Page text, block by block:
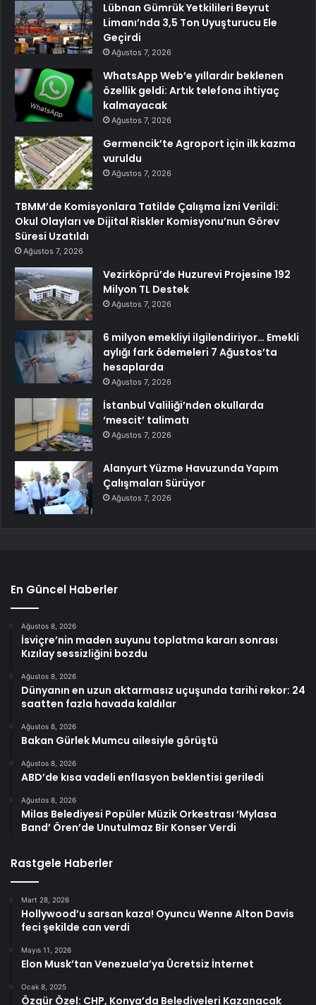
Lübnan Gümrük Yetkilileri Beyrut
Limanı’nda 3,5 Ton Uyuşturucu Ele
Geçirdi
Ağustos 7, 2026
WhatsApp Web’e yıllardır beklenen
özellik geldi: Artık telefona ihtiyaç
kalmayacak
Ağustos 7, 2026
Germencik’te Agroport için ilk kazma
vuruldu
Ağustos 7, 2026
TBMM’de Komisyonlara Tatilde Çalışma İzni Verildi:
Okul Olayları ve Dijital Riskler Komisyonu’nun Görev
Süresi Uzatıldı
Ağustos 7, 2026
Vezirköprü’de Huzurevi Projesine 192
Milyon TL Destek
Ağustos 7, 2026
6 milyon emekliyi ilgilendiriyor… Emekli
aylığı fark ödemeleri 7 Ağustos’ta
hesaplarda
Ağustos 7, 2026
İstanbul Valiliği’nden okullarda
‘mescit’ talimatı
Ağustos 7, 2026
Alanyurt Yüzme Havuzunda Yapım
Çalışmaları Sürüyor
Ağustos 7, 2026
En Güncel Haberler
Ağustos 8, 2026
İsviçre’nin maden suyunu toplatma kararı sonrası
Kızılay sessizliğini bozdu
Ağustos 8, 2026
Dünyanın en uzun aktarmasız uçuşunda tarihi rekor: 24
saatten fazla havada kaldılar
Ağustos 8, 2026
Bakan Gürlek Mumcu ailesiyle görüştü
Ağustos 8, 2026
ABD’de kısa vadeli enflasyon beklentisi geriledi
Ağustos 8, 2026
Milas Belediyesi Popüler Müzik Orkestrası ‘Mylasa
Band’ Ören’de Unutulmaz Bir Konser Verdi
Rastgele Haberler
Mart 28, 2026
Hollywood’u sarsan kaza! Oyuncu Wenne Alton Davis
feci şekilde can verdi
Mayıs 11, 2026
Elon Musk’tan Venezuela’ya Ücretsiz İnternet
Ocak 8, 2025
Özgür Özel: CHP, Konya’da Belediyeleri Kazanacak